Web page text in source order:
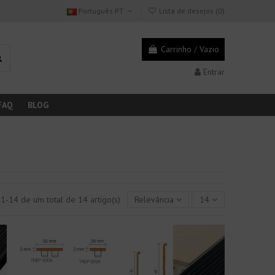
Português PT Lista de desejos (0)
Carrinho / Vazio
Entrar
BLOG
14 de um total de 14 artigo(s) Relevância 14